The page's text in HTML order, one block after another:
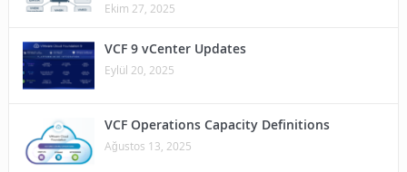
Ekim 27, 2025
VCF 9 vCenter Updates
Eylül 20, 2025
VCF Operations Capacity Definitions
Ağustos 13, 2025